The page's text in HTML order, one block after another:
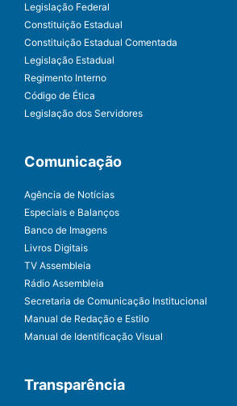
Legislação Federal
Constituição Estadual
Constituição Estadual Comentada
Legislação Estadual
Regimento Interno
Código de Ética
Legislação dos Servidores
Comunicação
Agência de Notícias
Especiais e Balanços
Banco de Imagens
Livros Digitais
TV Assembleia
Rádio Assembleia
Secretaria de Comunicação Institucional
Manual de Redação e Estilo
Manual de Identificação Visual
Transparência